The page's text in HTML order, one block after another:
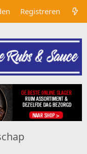
Registreren